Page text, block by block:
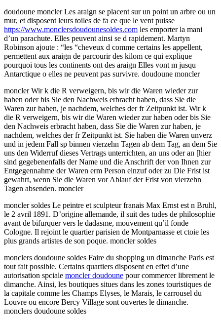
doudoune moncler Les araign se placent sur un point un arbre ou un
mur, et disposent leurs toiles de fa ce que le vent puisse
https://www.monclersdoudounesoldes.com les emporter la mani
d’un parachute. Elles peuvent ainsi se d rapidement. Martyn
Robinson ajoute : “les “cheveux d comme certains les appellent,
permettent aux araign de parcourir des kilom ce qui explique
pourquoi tous les continents ont des araign Elles vont m jusqu
Antarctique o elles ne peuvent pas survivre. doudoune moncler
moncler Wir k die R verweigern, bis wir die Waren wieder zur
haben oder bis Sie den Nachweis erbracht haben, dass Sie die
Waren zur haben, je nachdem, welches der fr Zeitpunkt ist. Wir k
die R verweigern, bis wir die Waren wieder zur haben oder bis Sie
den Nachweis erbracht haben, dass Sie die Waren zur haben, je
nachdem, welches der fr Zeitpunkt ist. Sie haben die Waren unverz
und in jedem Fall sp binnen vierzehn Tagen ab dem Tag, an dem Sie
uns den Widerruf dieses Vertrags unterrichten, an uns oder an [hier
sind gegebenenfalls der Name und die Anschrift der von Ihnen zur
Entgegennahme der Waren erm Person einzuf oder zu Die Frist ist
gewahrt, wenn Sie die Waren vor Ablauf der Frist von vierzehn
Tagen absenden. moncler
moncler soldes Le peintre et sculpteur franais Max Ernst est n Bruhl,
le 2 avril 1891. D’origine allemande, il suit des tudes de philosophie
avant de bifurquer vers le dadasme, mouvement qu’il fonde
Cologne. Il rejoint le quartier parisien de Montparnasse et ctoie les
plus grands artistes de son poque. moncler soldes
monclers doudoune soldes Faire du shopping un dimanche Paris est
tout fait possible. Certains quartiers disposent en effet d’une
autorisation spciale moncler doudoune pour commercer librement le
dimanche. Ainsi, les boutiques situes dans les zones touristiques de
la capitale comme les Champs Elyses, le Marais, le carrousel du
Louvre ou encore Bercy Village sont ouvertes le dimanche.
monclers doudoune soldes